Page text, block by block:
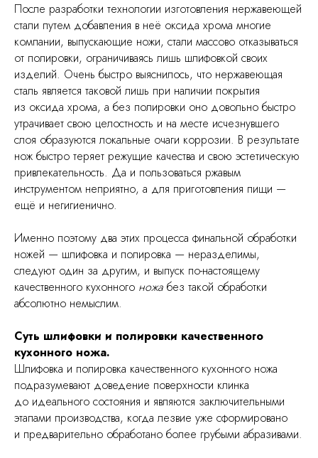
После разработки технологии изготовления нержавеющей
стали путем добавления в неё оксида хрома многие
компании, выпускающие ножи, стали массово отказываться
от полировки, ограничиваясь лишь шлифовкой своих
изделий. Очень быстро выяснилось, что нержавеющая
сталь является таковой лишь при наличии покрытия
из оксида хрома, а без полировки оно довольно быстро
утрачивает свою целостность и на месте исчезнувшего
слоя образуются локальные очаги коррозии. В результате
нож быстро теряет режущие качества и свою эстетическую
привлекательность. Да и пользоваться ржавым
инструментом неприятно, а для приготовления пищи —
ещё и негигиенично.
Именно поэтому два этих процесса финальной обработки
ножей — шлифовка и полировка — неразделимы,
следуют один за другим, и выпуск по-настоящему
качественного кухонного ножа без такой обработки
абсолютно немыслим.
Суть шлифовки и полировки качественного
кухонного ножа.
Шлифовка и полировка качественного кухонного ножа
подразумевают доведение поверхности клинка
до идеального состояния и являются заключительными
этапами производства, когда лезвие уже сформировано
и предварительно обработано более грубыми абразивами.